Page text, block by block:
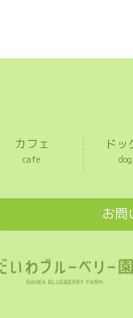
カフェ
cafe
ドッ
お問